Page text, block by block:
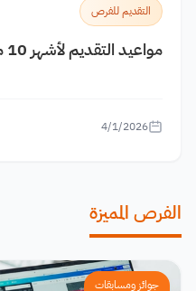
التقديم للفرص
مواعيد التقديم لأشهر 10 منح عالمية
4/1/2026
الفرص المميزة
جوائز ومسابقات